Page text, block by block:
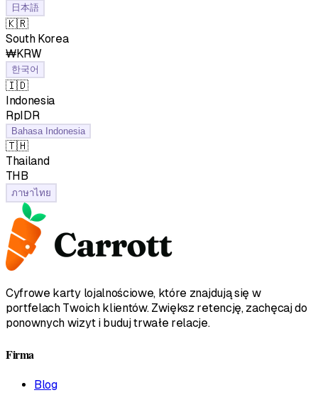
日本語
🇰🇷
South Korea
₩KRW
한국어
🇮🇩
Indonesia
RpIDR
Bahasa Indonesia
🇹🇭
Thailand
฿THB
ภาษาไทย
Cyfrowe karty lojalnościowe, które znajdują się w
portfelach Twoich klientów. Zwiększ retencję, zachęcaj do
ponownych wizyt i buduj trwałe relacje.
Firma
Blog